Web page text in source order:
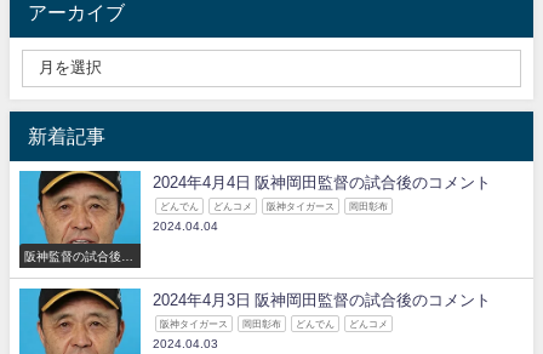
アーカイブ
新着記事
阪神監督の試合後の
コメント
2024年4月4日 阪神岡田監督の試合後のコメント
どんでん どんコメ 阪神タイガース 岡田彰布
2024.04.04
2024年4月3日 阪神岡田監督の試合後のコメント
阪神タイガース 岡田彰布 どんでん どんコメ
2024.04.03